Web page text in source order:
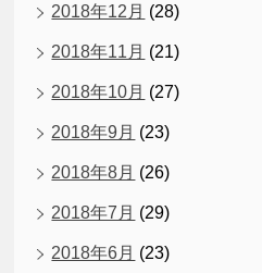
2018年12月 (28)
2018年11月 (21)
2018年10月 (27)
2018年9月 (23)
2018年8月 (26)
2018年7月 (29)
2018年6月 (23)